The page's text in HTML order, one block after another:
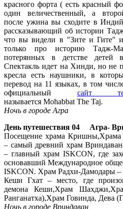
красного форта ( есть красный
один величественный, а
после ужина вы сходите в
рассказывающий об истории
что вы видели в "Зите и Гите"
только про историю Тадж-
потерянных в детстве детей
Спектакль идет на Хинди, но не
кресла есть наушники, в
перевод на 11 языках, в том
официальный сайт
называется Mohabbat The Taj.
Ночь в городе Агра
День путешествия 04 Агра-
Посещение храма Кришны,Храма
– самый древний храм
– главный храм ISKCON, где
основавший Международное
ISKCON. Храм Радхи-Дамодары –
Кеши Гхат – место, где
демона Кеши,Храм
Ранганатха),Храм Говинда, Дева
Ночь в городе Вриндаван